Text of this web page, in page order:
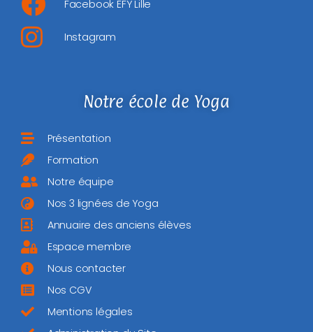
Facebook EFY Lille
Instagram
Notre école de Yoga
Présentation
Formation
Notre équipe
Nos 3 lignées de Yoga
Annuaire des anciens élèves
Espace membre
Nous contacter
Nos CGV
Mentions légales